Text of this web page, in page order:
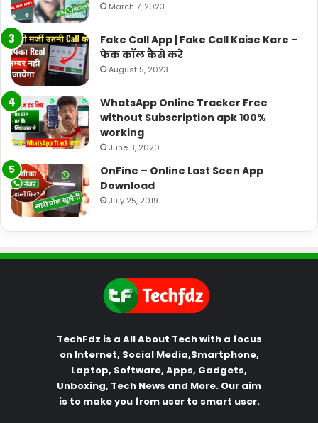
March 7, 2023
Fake Call App | Fake Call Kaise Kare –
फेक कॉल कैसे करे
August 5, 2023
WhatsApp Online Tracker Free
without Subscription apk 100%
working
June 3, 2020
OnFine – Online Last Seen App
Download
July 25, 2019
TechFdz is a All About Tech with a focus
on Internet, Social Media,Smartphone,
Laptop, Software, Apps, Gadgets,
Unboxing, Tech News and More. Our aim
is to make you from user to smart user.